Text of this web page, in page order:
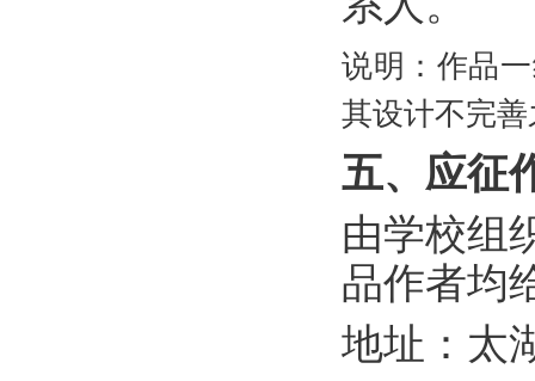
说明：作品
其设计不完
五、应征
由学校组
品作者均
地址：太